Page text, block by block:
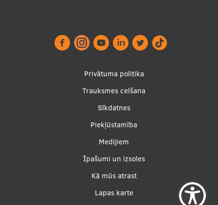
Privātuma politika
Trauksmes celšana
Sīkdatnes
Piekļūstamība
Medijiem
Īpašumi un izsoles
Kā mūs atrast
Lapas karte